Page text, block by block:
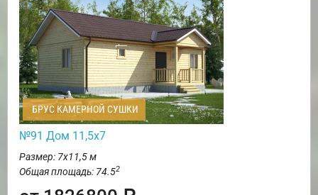
БРУС КАМЕРНОЙ СУШКИ
№91 Дом 11,5х7
Размер: 7х11,5 м
Общая площадь: 74.52